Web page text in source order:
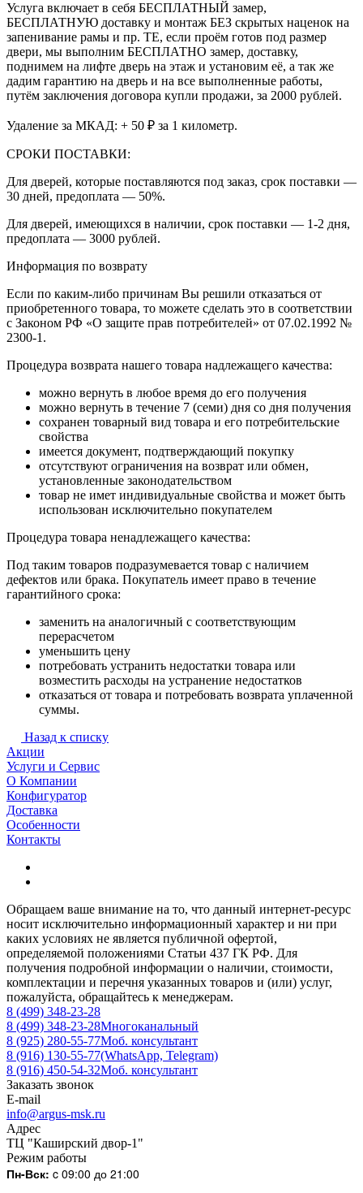
Услуга включает в себя БЕСПЛАТНЫЙ замер,
БЕСПЛАТНУЮ доставку и монтаж БЕЗ скрытых наценок на
запенивание рамы и пр. ТЕ, если проём готов под размер
двери, мы выполним БЕСПЛАТНО замер, доставку,
поднимем на лифте дверь на этаж и установим её, а так же
дадим гарантию на дверь и на все выполненные работы,
путём заключения договора купли продажи, за 2000 рублей.
Удаление за МКАД: + 50 ₽ за 1 километр.
СРОКИ ПОСТАВКИ:
Для дверей, которые поставляются под заказ, срок поставки —
30 дней, предоплата — 50%.
Для дверей, имеющихся в наличии, срок поставки — 1-2 дня,
предоплата — 3000 рублей.
Информация по возврату
Если по каким-либо причинам Вы решили отказаться от
приобретенного товара, то можете сделать это в соответствии
с Законом РФ «О защите прав потребителей» от 07.02.1992 №
2300-1.
Процедура возврата нашего товара надлежащего качества:
можно вернуть в любое время до его получения
можно вернуть в течение 7 (семи) дня со дня получения
сохранен товарный вид товара и его потребительские
свойства
имеется документ, подтверждающий покупку
отсутствуют ограничения на возврат или обмен,
установленные законодательством
товар не имет индивидуальные свойства и может быть
использован исключительно покупателем
Процедура товара ненадлежащего качества:
Под таким товаров подразумевается товар с наличием
дефектов или брака. Покупатель имеет право в течение
гарантийного срока:
заменить на аналогичный с соответствующим
перерасчетом
уменьшить цену
потребовать устранить недостатки товара или
возместить расходы на устранение недостатков
отказаться от товара и потребовать возврата уплаченной
суммы.
Назад к списку
Акции
Услуги и Сервис
О Компании
Конфигуратор
Доставка
Особенности
Контакты
Обращаем ваше внимание на то, что данный интернет-ресурс
носит исключительно информационный характер и ни при
каких условиях не является публичной офертой,
определяемой положениями Статьи 437 ГК РФ. Для
получения подробной информации о наличии, стоимости,
комплектации и перечня указанных товаров и (или) услуг,
пожалуйста, обращайтесь к менеджерам.
8 (499) 348-23-28
8 (499) 348-23-28Многоканальный
8 (925) 280-55-77Моб. консультант
8 (916) 130-55-77(WhatsApp, Telegram)
8 (916) 450-54-32Моб. консультант
Заказать звонок
E-mail
info@argus-msk.ru
Адрес
ТЦ "Каширский двор-1"
Режим работы
Пн-Вск: c 09:00 до 21:00